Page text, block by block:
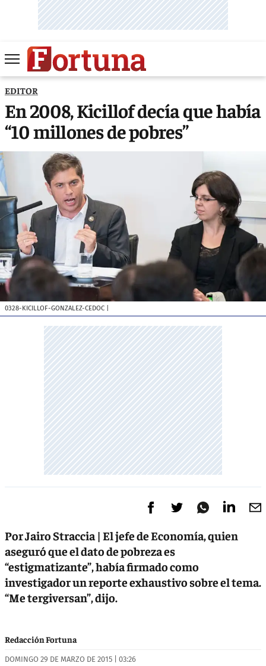
EDITOR
En 2008, Kicillof decía que había
“10 millones de pobres”
0328-KICILLOF-GONZALEZ-CEDOC
Por Jairo Straccia | El jefe de Economía, quien
aseguró que el dato de pobreza es
“estigmatizante”, había firmado como
investigador un reporte exhaustivo sobre el tema.
“Me tergiversan”, dijo.
Redacción Fortuna
DOMINGO 29 DE MARZO DE 2015 | 03:26